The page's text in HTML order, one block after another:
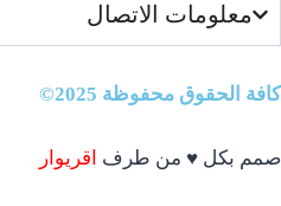
معلومات الاتصال
كافة الحقوق محفوظة 2025©
صمم بكل ♥ من طرف اقريوار